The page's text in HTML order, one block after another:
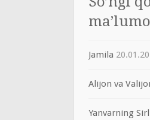
Jamila
Alijon va
Yanvarning